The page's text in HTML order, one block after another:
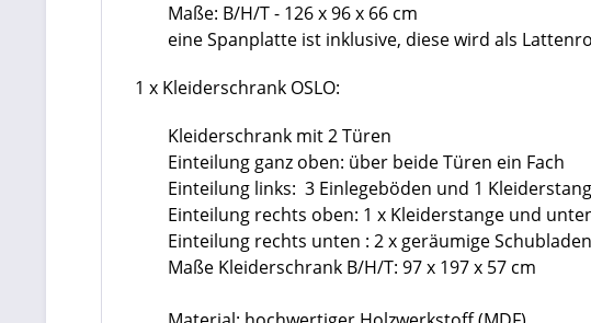
Maße: B/H/T - 126 x 96 x 66 cm
eine Spanplatte ist inklusive, diese wird als
1 x Kleiderschrank OSLO:
Kleiderschrank mit 2 Türen
Einteilung ganz oben: über beide Türen ein Fach
Einteilung links: 3 Einlegeböden und 1
Einteilung rechts oben: 1 x Kleiderstange und
Einteilung rechts unten : 2 x geräumige Schubladen
Maße Kleiderschrank B/H/T: 97 x 197 x 57 cm